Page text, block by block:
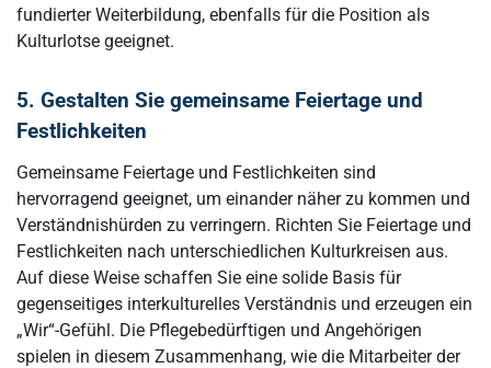
fundierter Weiterbildung, ebenfalls für die Position als
Kulturlotse geeignet.
5. Gestalten Sie gemeinsame Feiertage und
Festlichkeiten
Gemeinsame Feiertage und Festlichkeiten sind
hervorragend geeignet, um einander näher zu kommen und
Verständnishürden zu verringern. Richten Sie Feiertage und
Festlichkeiten nach unterschiedlichen Kulturkreisen aus.
Auf diese Weise schaffen Sie eine solide Basis für
gegenseitiges interkulturelles Verständnis und erzeugen ein
„Wir“-Gefühl. Die Pflegebedürftigen und Angehörigen
spielen in diesem Zusammenhang, wie die Mitarbeiter der